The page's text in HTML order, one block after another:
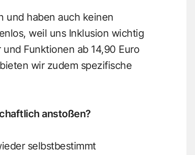
und haben auch keinen
weil uns Inklusion wichtig
Funktionen ab 14,90 Euro
wir zudem spezifische
anstoßen?
selbstbestimmt